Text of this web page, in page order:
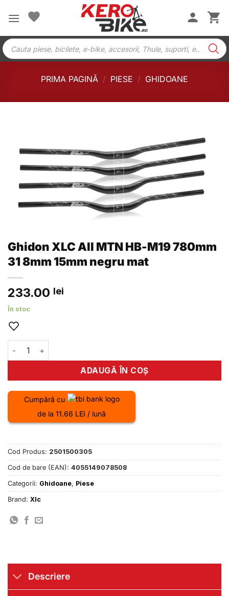
Products
search
PRIMA PAGINĂ / PIESE / GHIDOANE
Ghidon XLC All MTN HB-M19 780mm
31 8mm 15mm negru mat
233.00 lei
În stoc
Cantitate Ghidon XLC All MTN HB-M19 780mm 31 8mm
ADAUGĂ ÎN COȘ
Cumpără cu
de la 11.66 LEI / lună
Cod Produs: 2501500305
Cod de bare (EAN): 4055149078508
Categorii: Ghidoane, Piese
Brand: Xlc
Descriere